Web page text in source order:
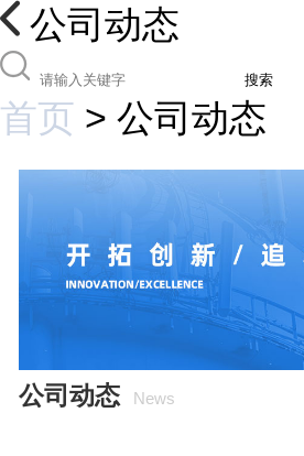
公司动态
搜索
首页 > 公司动态
公司动态 News